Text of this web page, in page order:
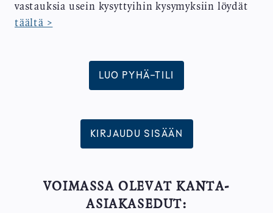
vastauksia usein kysyttyihin kysymyksiin löydät
täältä >
LUO PYHÄ-TILI
KIRJAUDU SISÄÄN
VOIMASSA OLEVAT KANTA-
ASIAKASEDUT: